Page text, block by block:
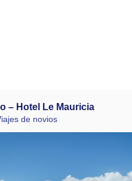
– Hotel Le Mauricia
de novios